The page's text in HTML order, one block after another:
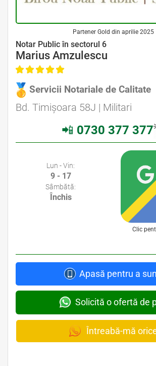
Partener Gold din aprilie 2025
Notar Public în sectorul 6
Marius Amzulescu
Servicii Notariale de Calitate
Bd. Timișoara 58J | Militari
📲 0730 377 377
Lun - Vin:
9 - 17
Sâmbătă:
Închis
Clic
Apasă pentru a
Solicită o ofertă de
Întreabă-mă